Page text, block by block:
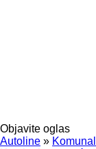
Objavite oglas
Autoline »